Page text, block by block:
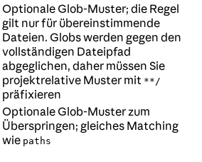
Optionale Glob-Muster; die Regel
gilt nur für übereinstimmende
Dateien. Globs werden gegen den
vollständigen Dateipfad
abgeglichen, daher müssen Sie
projektrelative Muster mit **/
präfixieren
Optionale Glob-Muster zum
Überspringen; gleiches Matching
wie paths